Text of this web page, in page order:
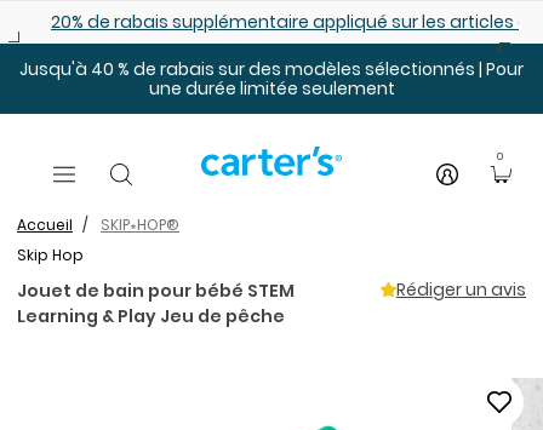
les articles déjà démarqués25% de rabais: modèles pour bébé
Jusqu'à 40 % de rabais sur des modèles sélectionnés | Pour
une durée limitée seulement
0
Accueil
SKIP∗HOP®
Skip Hop
Jouet de bain pour bébé STEM
Learning & Play Jeu de pêche
Rédiger un avis